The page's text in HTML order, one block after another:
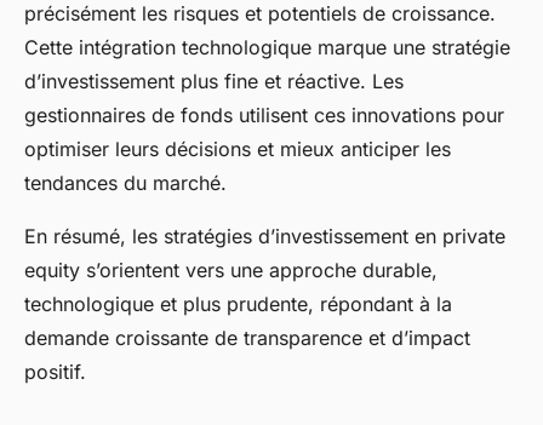
précisément les risques et potentiels de croissance.
Cette intégration technologique marque une stratégie
d’investissement plus fine et réactive. Les
gestionnaires de fonds utilisent ces innovations pour
optimiser leurs décisions et mieux anticiper les
tendances du marché.
En résumé, les stratégies d’investissement en private
equity s’orientent vers une approche durable,
technologique et plus prudente, répondant à la
demande croissante de transparence et d’impact
positif.